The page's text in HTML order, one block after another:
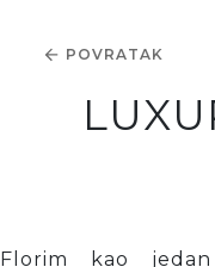
POVRATAK
Florim kao